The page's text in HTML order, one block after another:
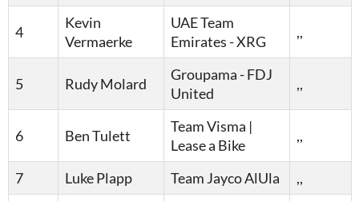
4
Kevin
Vermaerke
UAE Team
Emirates - XRG
,,
5 Rudy Molard
Groupama - FDJ
United
,,
6 Ben Tulett
Team Visma |
Lease a Bike
,,
7 Luke Plapp Team Jayco AlUla ,,